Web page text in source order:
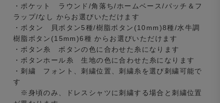
・ポケット ラウンド/角落ち/ホームベース/パッチ＆フ
ラップ/なし からお選びいただけます
・ボタン 貝ボタン5種/樹脂ボタン(10mm)8種/水牛調
樹脂ボタン(15mm)6種 からお選びいただけます
・ボタン糸 ボタンの色に合わせた糸になります
・ボタンホール糸 生地の色に合わせた糸になります
・刺繍 フォント、刺繍位置、刺繍糸を選び刺繍可能で
す
※身頃のみ、ドレスシャツに刺繍する場合と刺繍位置